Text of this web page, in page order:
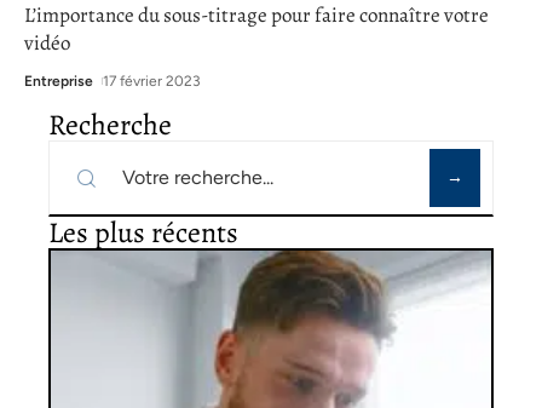
L’importance du sous-titrage pour faire connaître votre
vidéo
Entreprise 17 février 2023
Recherche
Les plus récents